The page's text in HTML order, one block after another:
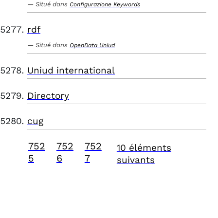
Situé dans Configurazione Keywords
rdf
Situé dans OpenData Uniud
Uniud international
Directory
cug
752
5
752
6
752
7
10 éléments
suivants